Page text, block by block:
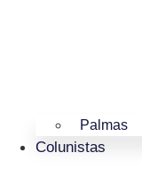
Palmas
Colunistas